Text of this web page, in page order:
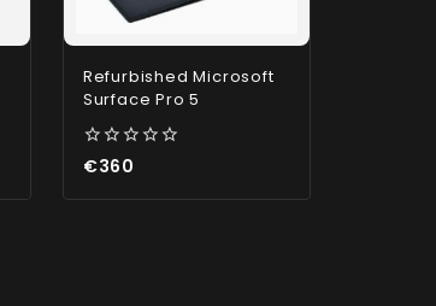
Refurbished Microsoft
Surface Pro 5
0
of
€360